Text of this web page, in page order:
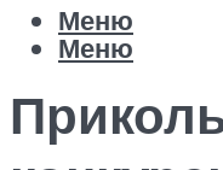
Меню
Меню